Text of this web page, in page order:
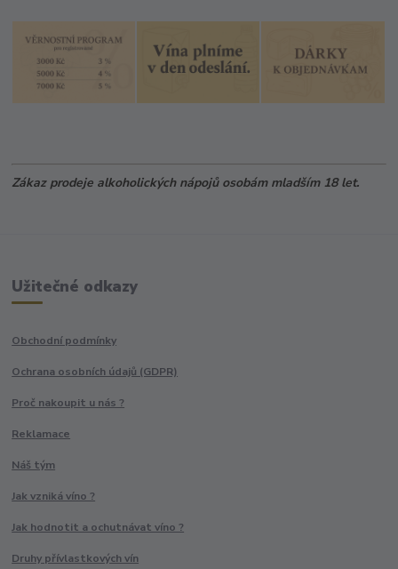
Zákaz prodeje alkoholických nápojů osobám mladším 18 let.
Užitečné odkazy
Obchodní podmínky
Ochrana osobních údajů (GDPR)
Proč nakoupit u nás ?
Reklamace
Náš tým
Jak vzniká víno ?
Jak hodnotit a ochutnávat víno ?
Druhy přívlastkových vín